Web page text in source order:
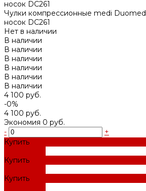
Чулки компрессионные medi Duomed
носок DC261
Нет в наличии
В наличии
В наличии
В наличии
В наличии
В наличии
В наличии
4 100 руб.
-0%
4 100 руб.
Экономия 0 руб.
-
+
Купить
Купить
Купить